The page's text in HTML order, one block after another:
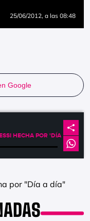
25/06/2012, a las 08:48
Google
HECHA POR 'DÍA A DÍA'
por "Día a día"